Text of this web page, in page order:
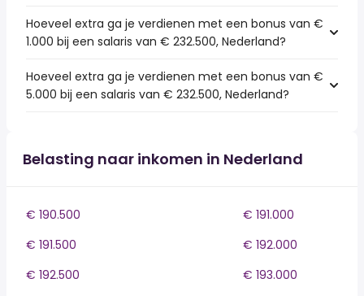
Hoeveel extra ga je verdienen met een bonus van €
1.000 bij een salaris van € 232.500, Nederland?
Hoeveel extra ga je verdienen met een bonus van €
5.000 bij een salaris van € 232.500, Nederland?
Belasting naar inkomen in Nederland
€ 190.500
€ 191.000
€ 191.500
€ 192.000
€ 192.500
€ 193.000